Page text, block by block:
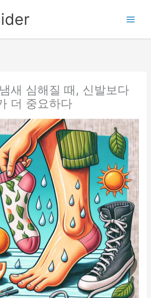
새 심해질 때, 신발보다
더 중요하다